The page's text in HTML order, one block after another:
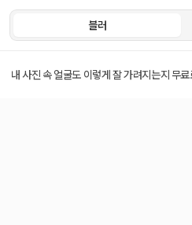
블러
내 사진 속 얼굴도 이렇게 잘 가려지는지 무